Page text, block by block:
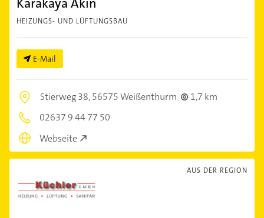
HEIZUNGS- UND LÜFTUNGSBAU
E-Mail
Stierweg 38,56575 Weißenthurm
1,7 km
02637 9 44 77 50
Webseite
AUS DER REGION